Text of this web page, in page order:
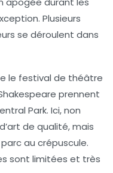
Plusieurs
se déroulent dans
le festival de théâtre
prennent
Park. Ici, non
de qualité, mais
au crépuscule.
sont limitées et très